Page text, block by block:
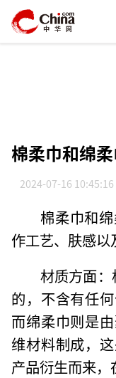
棉柔巾和绵柔
2024-07-16 10:45:16
棉柔巾和
作工艺、肤感以
材质方面
的，不含有任
而绵柔巾则是
维材料制成，
产品衍生而来，